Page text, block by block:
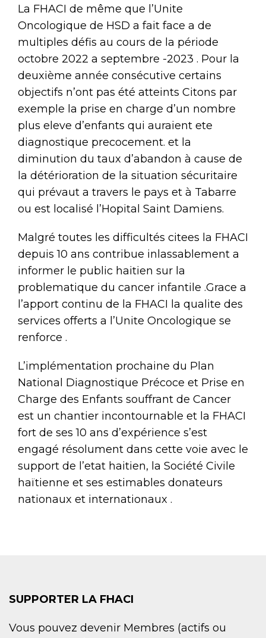
La FHACI de même que l’Unite
Oncologique de HSD a fait face a de
multiples défis au cours de la période
octobre 2022 a septembre -2023 . Pour la
deuxième année consécutive certains
objectifs n’ont pas été atteints Citons par
exemple la prise en charge d’un nombre
plus eleve d’enfants qui auraient ete
diagnostique precocement. et la
diminution du taux d’abandon à cause de
la détérioration de la situation sécuritaire
qui prévaut a travers le pays et à Tabarre
ou est localisé l’Hopital Saint Damiens.
Malgré toutes les difficultés citees la FHACI
depuis 10 ans contribue inlassablement a
informer le public haitien sur la
problematique du cancer infantile .Grace a
l’apport continu de la FHACI la qualite des
services offerts a l’Unite Oncologique se
renforce .
L’implémentation prochaine du Plan
National Diagnostique Précoce et Prise en
Charge des Enfants souffrant de Cancer
est un chantier incontournable et la FHACI
fort de ses 10 ans d’expérience s’est
engagé résolument dans cette voie avec le
support de l’etat haitien, la Société Civile
haïtienne et ses estimables donateurs
nationaux et internationaux .
SUPPORTER LA FHACI
Vous pouvez devenir Membres (actifs ou